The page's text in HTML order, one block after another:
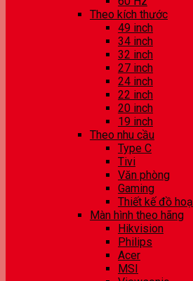
Theo kích thước
49 inch
34 inch
32 inch
27 inch
24 inch
22 inch
20 inch
19 inch
Theo nhu cầu
Type C
Tivi
Văn phòng
Gaming
Thiết kế đồ hoạ
Màn hình theo hãng
Hikvision
Philips
Acer
MSI